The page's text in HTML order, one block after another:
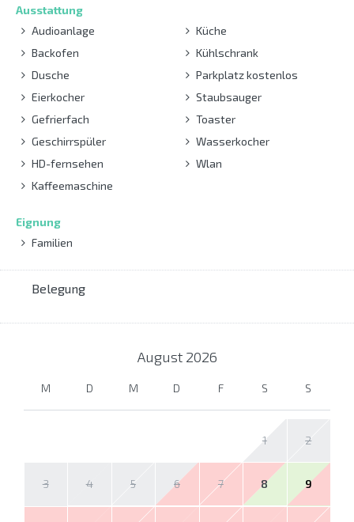
Ausstattung
Audioanlage
Backofen
Dusche
Eierkocher
Gefrierfach
Geschirrspüler
HD-fernsehen
Kaffeemaschine
Küche
Kühlschrank
Parkplatz kostenlos
Staubsauger
Toaster
Wasserkocher
Wlan
Eignung
Familien
Belegung
August 2026
M D M D F S S
1 2
3 4 5 6 7 8 9